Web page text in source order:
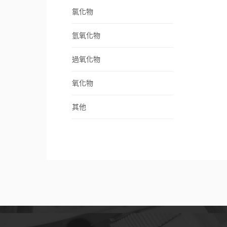
氯化物
氫氧化物
過氧化物
氧化物
其他